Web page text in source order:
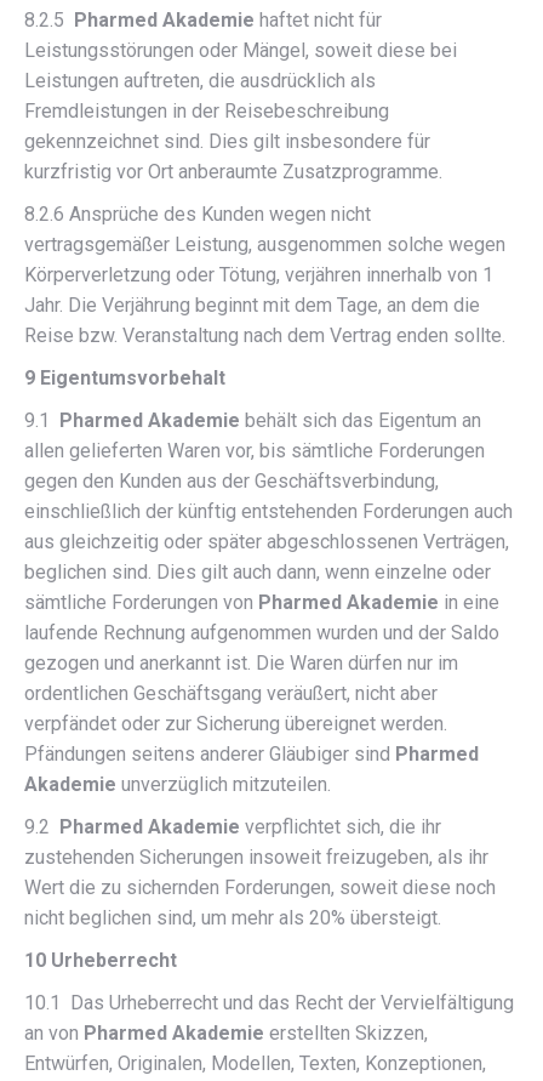
8.2.5 Pharmed Akademie haftet nicht für
Leistungsstörungen oder Mängel, soweit diese bei
Leistungen auftreten, die ausdrücklich als
Fremdleistungen in der Reisebeschreibung
gekennzeichnet sind. Dies gilt insbesondere für
kurzfristig vor Ort anberaumte Zusatzprogramme.
8.2.6 Ansprüche des Kunden wegen nicht
vertragsgemäßer Leistung, ausgenommen solche wegen
Körperverletzung oder Tötung, verjähren innerhalb von 1
Jahr. Die Verjährung beginnt mit dem Tage, an dem die
Reise bzw. Veranstaltung nach dem Vertrag enden sollte.
9 Eigentumsvorbehalt
9.1 Pharmed Akademie behält sich das Eigentum an
allen gelieferten Waren vor, bis sämtliche Forderungen
gegen den Kunden aus der Geschäftsverbindung,
einschließlich der künftig entstehenden Forderungen auch
aus gleichzeitig oder später abgeschlossenen Verträgen,
beglichen sind. Dies gilt auch dann, wenn einzelne oder
sämtliche Forderungen von Pharmed Akademie in eine
laufende Rechnung aufgenommen wurden und der Saldo
gezogen und anerkannt ist. Die Waren dürfen nur im
ordentlichen Geschäftsgang veräußert, nicht aber
verpfändet oder zur Sicherung übereignet werden.
Pfändungen seitens anderer Gläubiger sind Pharmed
Akademie unverzüglich mitzuteilen.
9.2 Pharmed Akademie verpflichtet sich, die ihr
zustehenden Sicherungen insoweit freizugeben, als ihr
Wert die zu sichernden Forderungen, soweit diese noch
nicht beglichen sind, um mehr als 20% übersteigt.
10 Urheberrecht
10.1 Das Urheberrecht und das Recht der Vervielfältigung
an von Pharmed Akademie erstellten Skizzen,
Entwürfen, Originalen, Modellen, Texten, Konzeptionen,